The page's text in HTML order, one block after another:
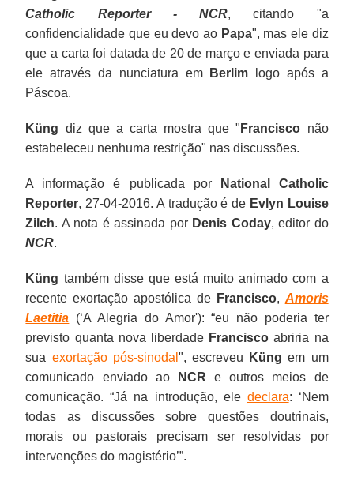
Catholic Reporter - NCR, citando "a
confidencialidade que eu devo ao Papa", mas ele diz
que a carta foi datada de 20 de março e enviada para
ele através da nunciatura em
Berlim logo após a
Páscoa.
Küng diz que a carta mostra que " Francisco não
estabeleceu nenhuma restrição" nas discussões.
A informação é publicada por
National Catholic
Reporter, 27-04-2016. A tradução é de Evlyn Louise
Zilch. A nota é assinada por Denis Coday, editor do
NCR.
Küng também disse que está muito animado com a
recente exortação apostólica de Francisco, Amoris
Laetitia (‘A Alegria do Amor'): “eu não poderia ter
previsto quanta nova liberdade Francisco abriria na
sua exortação pós-sinodal ", escreveu Küng em um
comunicado enviado ao
NCR e outros meios de
comunicação. “Já na introdução, ele declara: ‘Nem
todas as discussões sobre questões doutrinais,
morais ou pastorais precisam ser resolvidas por
intervenções do magistério’”.